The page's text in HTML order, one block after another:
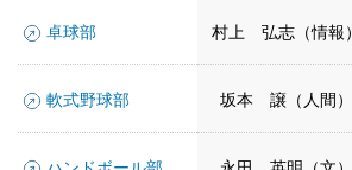
卓球部 村上 弘志（情報）
軟式野球部 坂本 譲（人間）